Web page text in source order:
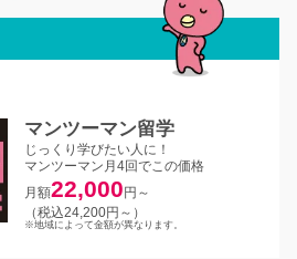
マンツーマン留学
じっくり学びたい人に！
マンツーマン月4回でこの価格
月額22,000円～
（税込24,200円～）
※地域によって金額が異なります。